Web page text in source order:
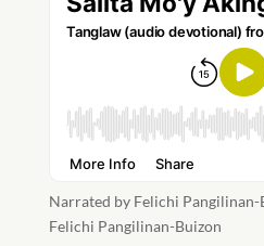
Narrated by Felichi
Felichi Pangilinan-Buizon